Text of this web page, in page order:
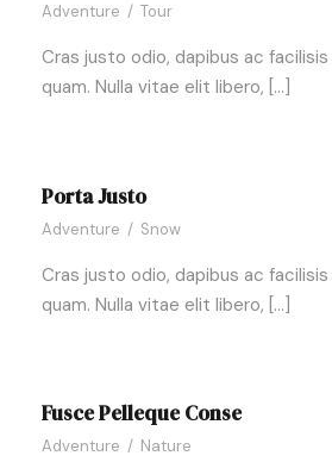
Adventure / Tour
Cras justo odio, dapibus ac
quam. Nulla vitae elit libero, […]
Porta Justo
Adventure / Snow
Cras justo odio, dapibus ac
quam. Nulla vitae elit libero, […]
Fusce Pelleque Conse
Adventure / Nature